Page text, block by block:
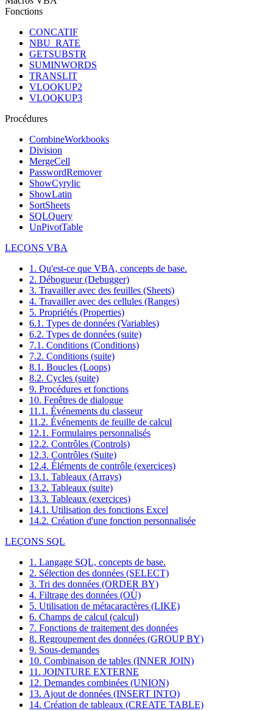
Fonctions
CONCATIF
NBU_RATE
GETSUBSTR
SUMINWORDS
TRANSLIT
VLOOKUP2
VLOOKUP3
Procédures
CombineWorkbooks
Division
MergeCell
PasswordRemover
ShowCyrylic
ShowLatin
SortSheets
SQLQuery
UnPivotTable
LEÇONS VBA
1. Qu'est-ce que VBA, concepts de base.
2. Débogueur (Debugger)
3. Travailler avec des feuilles (Sheets)
4. Travailler avec des cellules (Ranges)
5. Propriétés (Properties)
6.1. Types de données (Variables)
6.2. Types de données (suite)
7.1. Conditions (Conditions)
7.2. Conditions (suite)
8.1. Boucles (Loops)
8.2. Cycles (suite)
9. Procédures et fonctions
10. Fenêtres de dialogue
11.1. Événements du classeur
11.2. Événements de feuille de calcul
12.1. Formulaires personnalisés
12.2. Contrôles (Controls)
12.3. Contrôles (Suite)
12.4. Éléments de contrôle (exercices)
13.1. Tableaux (Arrays)
13.2. Tableaux (suite)
13.3. Tableaux (exercices)
14.1. Utilisation des fonctions Excel
14.2. Création d'une fonction personnalisée
LEÇONS SQL
1. Langage SQL, concepts de base.
2. Sélection des données (SELECT)
3. Tri des données (ORDER BY)
4. Filtrage des données (OÙ)
5. Utilisation de métacaractères (LIKE)
6. Champs de calcul (calcul)
7. Fonctions de traitement des données
8. Regroupement des données (GROUP BY)
9. Sous-demandes
10. Combinaison de tables (INNER JOIN)
11. JOINTURE EXTERNE
12. Demandes combinées (UNION)
13. Ajout de données (INSERT INTO)
14. Création de tableaux (CREATE TABLE)